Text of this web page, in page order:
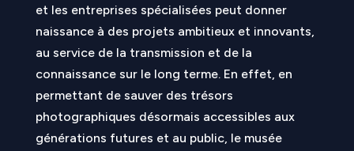
et les entreprises spécialisées peut donner
naissance à des projets ambitieux et innovants,
au service de la transmission et de la
connaissance sur le long terme. En effet, en
permettant de sauver des trésors
photographiques désormais accessibles aux
générations futures et au public, le musée